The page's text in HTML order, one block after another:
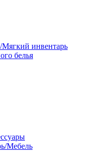
Мягкий инвентарь
белья
Мебель